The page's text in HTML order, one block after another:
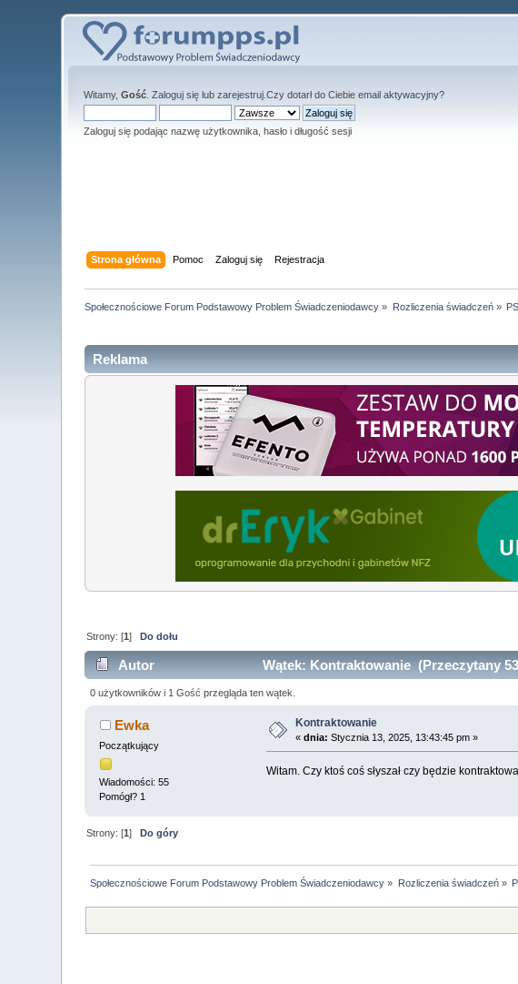
Witamy,Gość .Zaloguj się lubzarejestruj .Czy dotarł do Ciebieemail aktywacyjny?
Zaloguj się podając nazwę użytkownika, hasło i długość sesji
Strona główna Pomoc Zaloguj się Rejestracja
Społecznościowe Forum Podstawowy Problem Świadczeniodawcy » Rozliczenia świadczeń»
Reklama
Strony: [1] Do dołu
Autor Wątek: Kontraktowanie (Przeczytany
0 użytkowników i 1 Gość przegląda ten wątek.
Ewka
Początkujący
Wiadomości: 55
Pomógł? 1
Kontraktowanie
«dnia: Stycznia 13, 2025, 13:43:45 pm »
Witam. Czy ktoś coś słyszał czy będzie
Strony: [1]Do góry
Społecznościowe Forum Podstawowy Problem Świadczeniodawcy » Rozliczenia świadczeń»